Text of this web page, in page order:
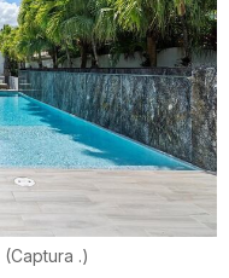
(Captura .)